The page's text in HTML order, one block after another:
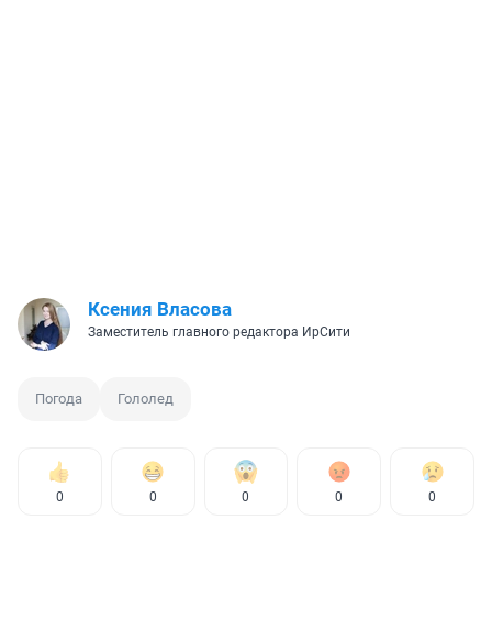
Ксения Власова
Заместитель главного редактора ИрСити
Погода Гололед
0 0 0 0 0